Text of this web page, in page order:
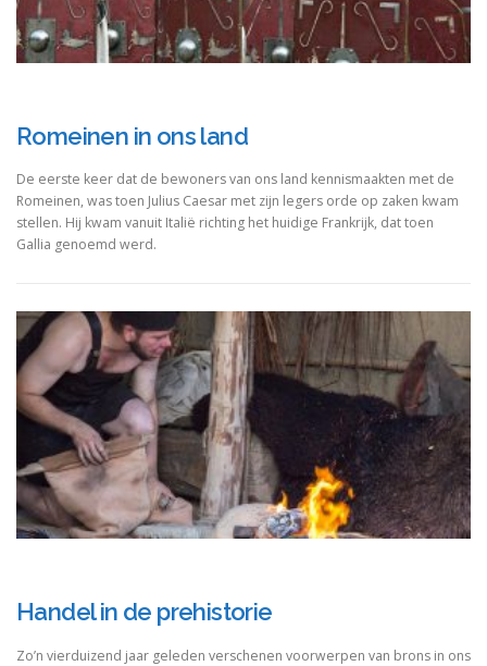
Romeinen in ons land
De eerste keer dat de bewoners van ons land kennismaakten met de
Romeinen, was toen Julius Caesar met zijn legers orde op zaken kwam
stellen. Hij kwam vanuit Italië richting het huidige Frankrijk, dat toen
Gallia genoemd werd.
Handel in de prehistorie
Zo’n vierduizend jaar geleden verschenen voorwerpen van brons in ons